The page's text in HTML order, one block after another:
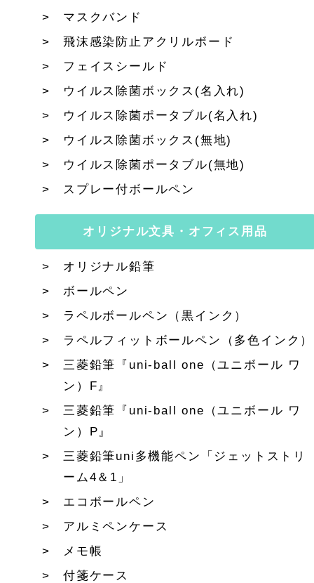
マスクバンド
飛沫感染防止アクリルボード
フェイスシールド
ウイルス除菌ボックス(名入れ)
ウイルス除菌ポータブル(名入れ)
ウイルス除菌ボックス(無地)
ウイルス除菌ポータブル(無地)
スプレー付ボールペン
オリジナル文具・オフィス用品
オリジナル鉛筆
ボールペン
ラペルボールペン（黒インク）
ラペルフィットボールペン（多色インク）
三菱鉛筆『uni-ball one（ユニボール ワ
ン）F』
三菱鉛筆『uni-ball one（ユニボール ワ
ン）P』
三菱鉛筆uni多機能ペン「ジェットストリ
ーム4＆1」
エコボールペン
アルミペンケース
メモ帳
付箋ケース